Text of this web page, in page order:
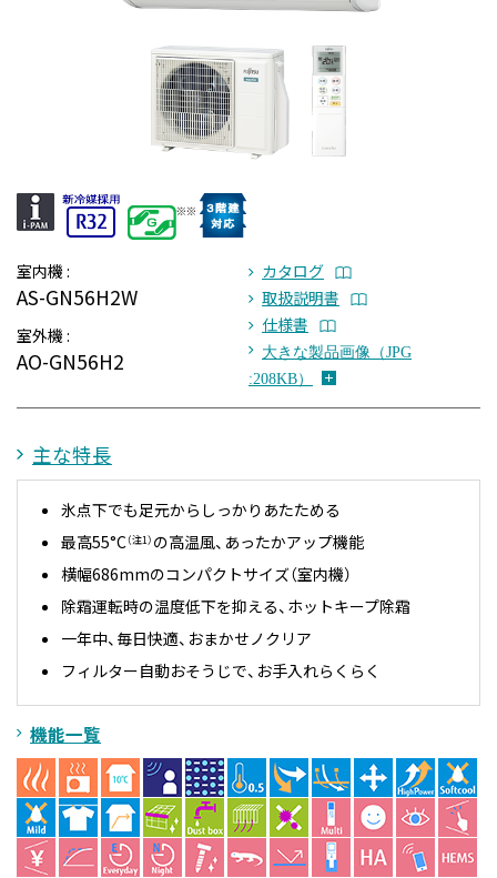
室内機 :
AS-GN56H2W
室外機 :
AO-GN56H2
カタログ
取扱説明書
仕様書
大きな製品画像（JPG
:208KB）
主な特長
氷点下でも足元からしっかりあたためる
最高55°C（注1） の高温風、あったかアップ機能
横幅686mmのコンパクトサイズ（室内機）
除霜運転時の温度低下を抑える、ホットキープ除霜
一年中、毎日快適、おまかせノクリア
フィルター自動おそうじで、お手入れらくらく
機能一覧